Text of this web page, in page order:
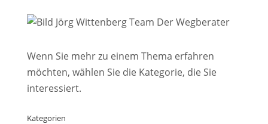
Wenn Sie mehr zu einem Thema erfahren
möchten, wählen Sie die Kategorie, die Sie
interessiert.
Kategorien